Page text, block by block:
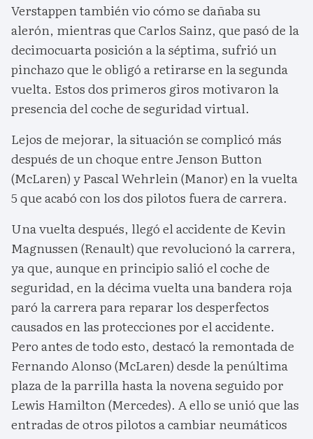
Verstappen también vio cómo se dañaba su
alerón, mientras que Carlos Sainz, que pasó de la
decimocuarta posición a la séptima, sufrió un
pinchazo que le obligó a retirarse en la segunda
vuelta. Estos dos primeros giros motivaron la
presencia del coche de seguridad virtual.
Lejos de mejorar, la situación se complicó más
después de un choque entre Jenson Button
(McLaren) y Pascal Wehrlein (Manor) en la vuelta
5 que acabó con los dos pilotos fuera de carrera.
Una vuelta después, llegó el accidente de Kevin
Magnussen (Renault) que revolucionó la carrera,
ya que, aunque en principio salió el coche de
seguridad, en la décima vuelta una bandera roja
paró la carrera para reparar los desperfectos
causados en las protecciones por el accidente.
Pero antes de todo esto, destacó la remontada de
Fernando Alonso (McLaren) desde la penúltima
plaza de la parrilla hasta la novena seguido por
Lewis Hamilton (Mercedes). A ello se unió que las
entradas de otros pilotos a cambiar neumáticos